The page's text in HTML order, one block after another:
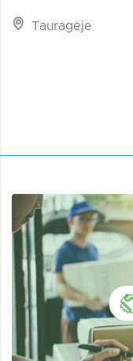
Tauragėje